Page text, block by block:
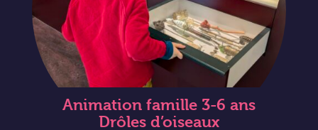
Animation famille 3-6 ans
Drôles d’oiseaux